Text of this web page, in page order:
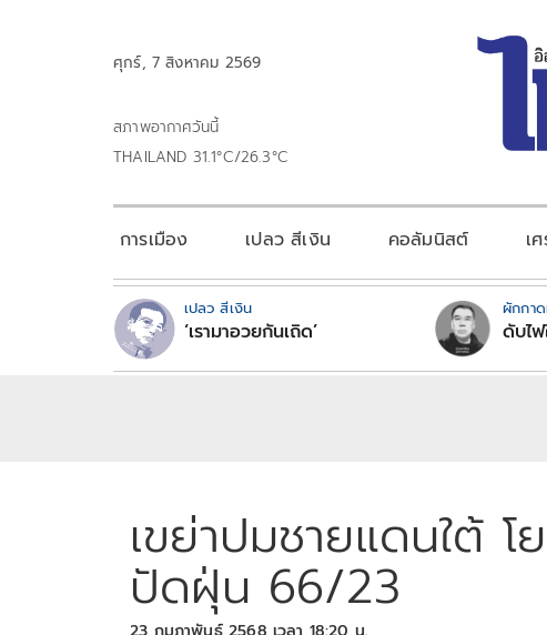
ศุกร์, 7 สิงหาคม 2569
สภาพอากาศวันนี้
THAILAND 31.1°C/26.3°C
การเมือง เปลว สีเงิน คอลัมนิสต์ เ
เปลว สีเงิน
‘เรามาอวยกันเถิด’
ผักกา
ดับไ
เขย่าปมชายแดนใต้
ปัดฝุ่น 66/23